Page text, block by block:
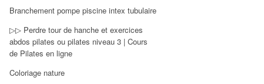
Branchement pompe piscine intex tubulaire
▷▷ Perdre tour de hanche et exercices
abdos pilates ou pilates niveau 3 | Cours
de Pilates en ligne
Coloriage nature